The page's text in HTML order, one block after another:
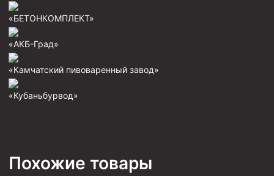
«БЕТОНКОМПЛЕКТ»
«АКБ-Град»
«Камчатский пивоваренный завод»
«Кубаньбурвод»
Похожие товары